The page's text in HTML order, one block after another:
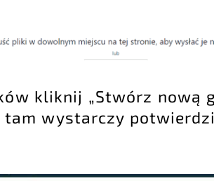
kliknij „Stwórz nową
wystarczy